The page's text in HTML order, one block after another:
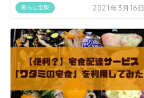
暮らし全般 2021年3月16日